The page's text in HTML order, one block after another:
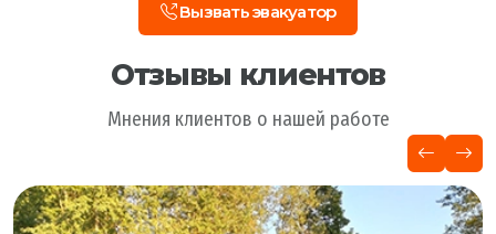
Вызвать эвакуатор
Отзывы клиентов
Мнения клиентов о нашей работе